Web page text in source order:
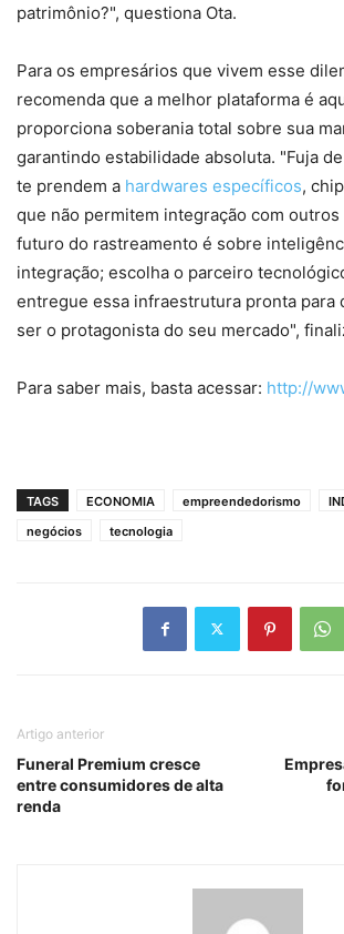
patrimônio?", questiona Ota.
Para os empresários que vivem esse
recomenda que a melhor plataforma é
proporciona soberania total sobre sua
garantindo estabilidade absoluta. "Fuja
te prendem a hardwares específicos,
que não permitem integração com outros
futuro do rastreamento é sobre
integração; escolha o parceiro
entregue essa infraestrutura pronta para
ser o protagonista do seu mercado",
Para saber mais, basta acessar: http://
TAGS ECONOMIA empreendedorismo
negócios
tecnologia
Artigo anterior
Funeral Premium cresce
entre consumidores de alta
renda